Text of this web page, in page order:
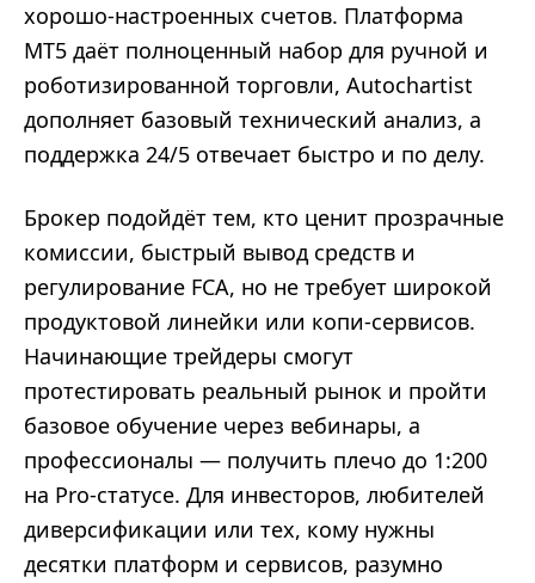
хорошо-настроенных счетов. Платформа
MT5 даёт полноценный набор для ручной и
роботизированной торговли, Autochartist
дополняет базовый технический анализ, а
поддержка 24/5 отвечает быстро и по делу.
Брокер подойдёт тем, кто ценит прозрачные
комиссии, быстрый вывод средств и
регулирование FCA, но не требует широкой
продуктовой линейки или копи-сервисов.
Начинающие трейдеры смогут
протестировать реальный рынок и пройти
базовое обучение через вебинары, а
профессионалы — получить плечо до 1:200
на Pro-статусе. Для инвесторов, любителей
диверсификации или тех, кому нужны
десятки платформ и сервисов, разумно